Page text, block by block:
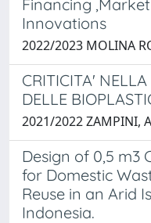
Financing
Innovations
2022/2023 MOLINA
CRITICITA'
DELLE
2021/2022 ZAMPINI,
Design of 0,5 m3
for Domestic
Reuse in an Arid
Indonesia.